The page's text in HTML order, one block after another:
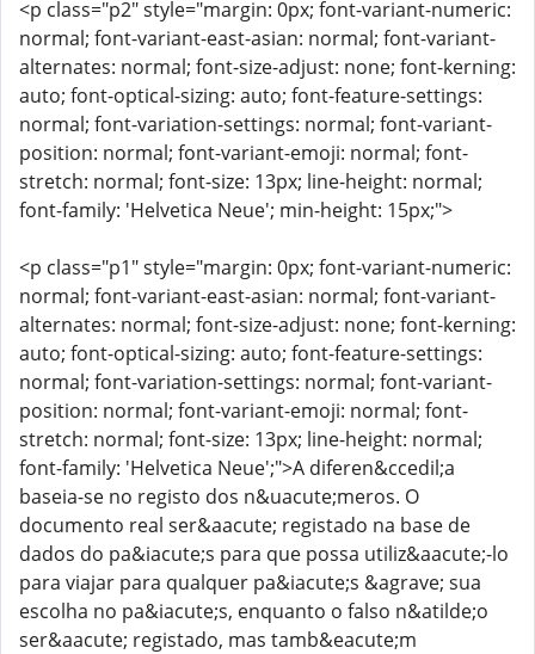
<p class="p2" style="margin: 0px; font-variant-numeric:
normal; font-variant-east-asian: normal; font-variant-
alternates: normal; font-size-adjust: none; font-kerning:
auto; font-optical-sizing: auto; font-feature-settings:
normal; font-variation-settings: normal; font-variant-
position: normal; font-variant-emoji: normal; font-
stretch: normal; font-size: 13px; line-height: normal;
font-family: 'Helvetica Neue'; min-height: 15px;">
<p class="p1" style="margin: 0px; font-variant-numeric:
normal; font-variant-east-asian: normal; font-variant-
alternates: normal; font-size-adjust: none; font-kerning:
auto; font-optical-sizing: auto; font-feature-settings:
normal; font-variation-settings: normal; font-variant-
position: normal; font-variant-emoji: normal; font-
stretch: normal; font-size: 13px; line-height: normal;
font-family: 'Helvetica Neue';">A diferen&ccedil;a
baseia-se no registo dos n&uacute;meros. O
documento real ser&aacute; registado na base de
dados do pa&iacute;s para que possa utiliz&aacute;-lo
para viajar para qualquer pa&iacute;s &agrave; sua
escolha no pa&iacute;s, enquanto o falso n&atilde;o
ser&aacute; registado, mas tamb&eacute;m